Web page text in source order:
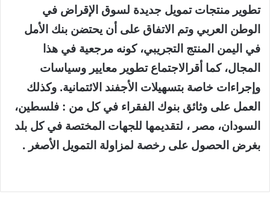
تطوير منتجات تمويل جديدة لسوق الإقراض في
الوطن العربي وتم الاتفاق على أن يحتضن بنك الأمل
في اليمن المنتج التجريبي، كونه مرجعية في هذا
المجال، كما أقرالاجتماع تطوير معايير وسياسات
وإجراءات خاصة بتسهيلات الأجفند الائتمانية. وكذلك
العمل على وثائق بنوك الفقراء في كل من : فلسطين،
السودان، مصر ، لتقديمها للجهات المختصة في كل بلد
بغرض الحصول على رخصة لمزاولة التمويل الأصغر .